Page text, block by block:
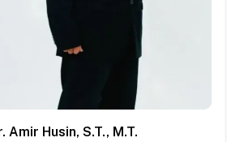
Amir Husin, S.T., M.T.